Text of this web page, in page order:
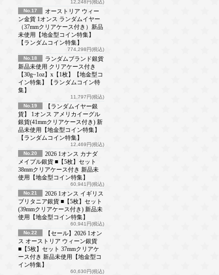
12,248円(税込)
No.17
オーストリア ウィー
ン金貨 1オンス ランダムイヤー
（37mmクリアケース付き）新品
未使用【地金型コイン特集】
【ランダムコイン特集】
774,298円(税込)
No.18
ランダムブランド銀貨
新品未使用 クリアケース付き
【30g~1oz】x【1枚】【地金型コ
イン特集】【ランダムコイン特
集】
11,797円(税込)
No.19
【ランダムイヤー銀
貨】 1オンス アメリカイーグル
銀貨(41mmクリアケース付き) 新
品未使用【地金型コイン特集】
【ランダムコイン特集】
12,469円(税込)
No.20
2026 1オンス カナダ
メイプル銀貨 ■【5枚】セット
38mmクリアケース付き 新品未
使用【地金型コイン特集】
60,941円(税込)
No.21
2026 1オンス イギリス
ブリタニア銀貨 ■【5枚】セット
(39mmクリアケース付き) 新品未
使用【地金型コイン特集】
60,941円(税込)
No.22
【セール】2026 1オン
ス オーストリア ウィーン銀貨
■【5枚】セット 37mmクリアケ
ース付き 新品未使用【地金型コ
イン特集】
60,630円(税込)